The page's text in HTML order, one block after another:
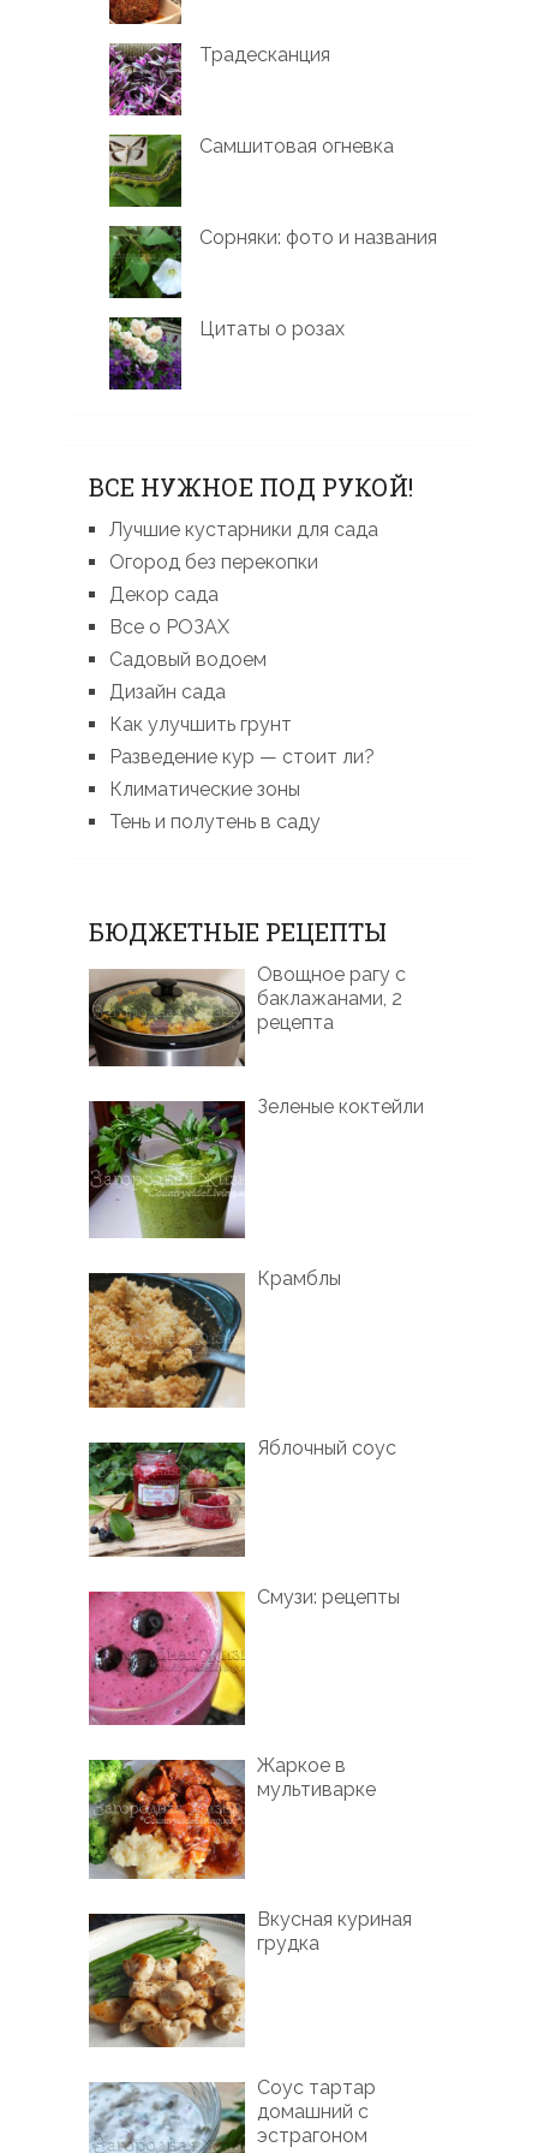
Традесканция
Самшитовая огневка
Сорняки: фото и названия
Цитаты о розах
ВСЕ НУЖНОЕ ПОД РУКОЙ!
Лучшие кустарники для сада
Огород без перекопки
Декор сада
Все о РОЗАХ
Садовый водоем
Дизайн сада
Как улучшить грунт
Разведение кур — стоит ли?
Климатические зоны
Тень и полутень в саду
БЮДЖЕТНЫЕ РЕЦЕПТЫ
Овощное рагу с
баклажанами, 2
рецепта
Зеленые коктейли
Крамблы
Яблочный соус
Смузи: рецепты
Жаркое в
мультиварке
Вкусная куриная
грудка
Соус тартар
домашний с
эстрагоном